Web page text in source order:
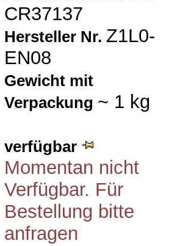
CR37137
Hersteller Nr. Z1L0-
EN08
Gewicht mit
Verpackung ~ 1 kg
verfügbar
Momentan nicht
Verfügbar. Für
Bestellung bitte
anfragen